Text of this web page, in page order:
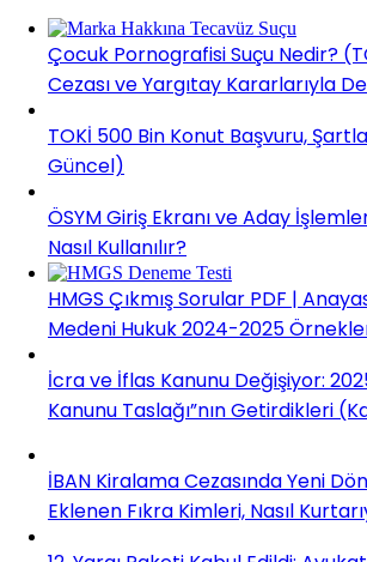
Çocuk Pornografisi Suçu Nedir?
Cezası ve Yargıtay Kararlarıyla
TOKİ 500 Bin Konut Başvuru,
Güncel)
ÖSYM Giriş Ekranı ve Aday
Nasıl Kullanılır?
HMGS Çıkmış Sorular PDF |
Medeni Hukuk 2024-2025
İcra ve İflas Kanunu Değişiyor:
Kanunu Taslağı”nın Getirdikleri
İBAN Kiralama Cezasında Yeni
Eklenen Fıkra Kimleri, Nasıl